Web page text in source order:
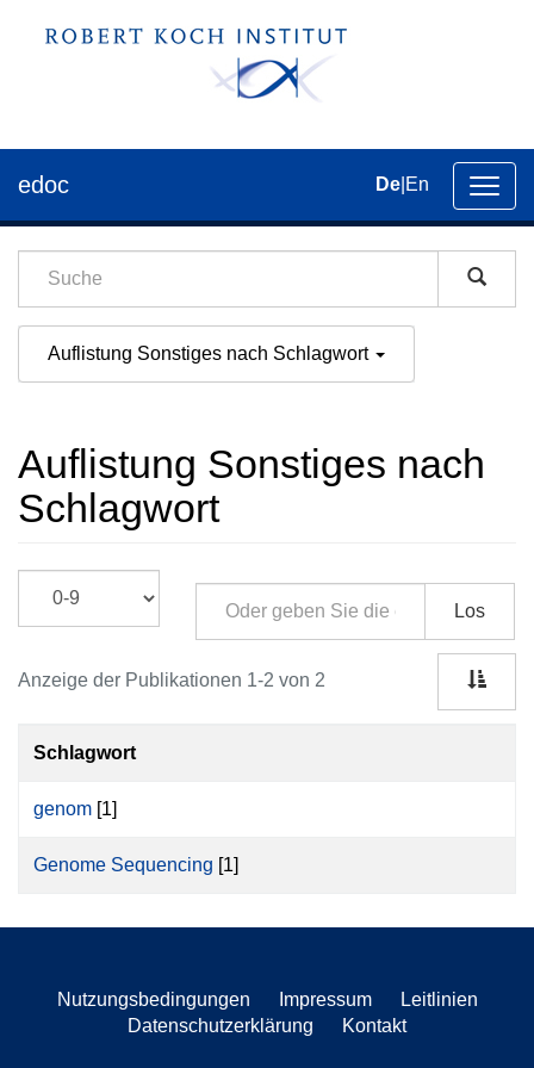
der
edoc De En
Auflistung Sonstiges nach Schlagwort
Auflistung Sonstiges nach
Schlagwort
Los
Anzeige der Publikationen 1-2 von 2
Schlagwort
genom [1]
Genome Sequencing [1]
Nutzungsbedingungen Impressum
Leitlinien
Datenschutzerklärung
Kontakt